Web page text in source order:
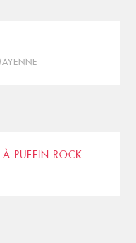
PUFFIN ROCK